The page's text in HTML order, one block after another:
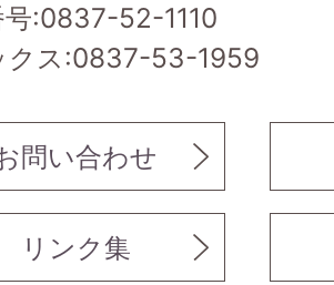
号:0837-52-1110
クス:0837-53-1959
問い合わせ
リンク集